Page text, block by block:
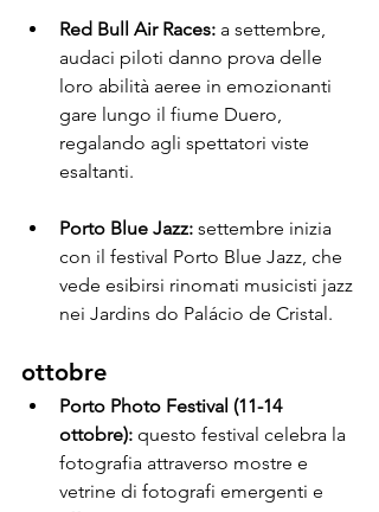
Red Bull Air Races: a settembre,
audaci piloti danno prova delle
loro abilità aeree in emozionanti
gare lungo il fiume Duero,
regalando agli spettatori viste
esaltanti.
Porto Blue Jazz: settembre inizia
con il festival Porto Blue Jazz, che
vede esibirsi rinomati musicisti jazz
nei Jardins do Palácio de Cristal.
ottobre
Porto Photo Festival (11-14
ottobre): questo festival celebra la
fotografia attraverso mostre e
vetrine di fotografi emergenti e